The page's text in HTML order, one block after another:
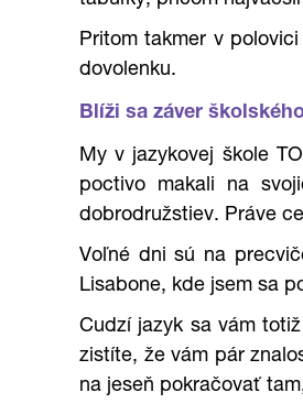
Pritom takmer v
dovolenku.
Blíži sa záver
My v jazykovej škole
poctivo makali na
dobrodružstiev. Práve
Voľné dni sú na
Lisabone, kde jsem sa
Cudzí jazyk sa vám
zistíte, že vám pár
na jeseň pokračovať